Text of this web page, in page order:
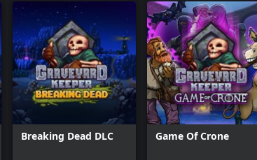
Breaking Dead DLC Game Of Crone